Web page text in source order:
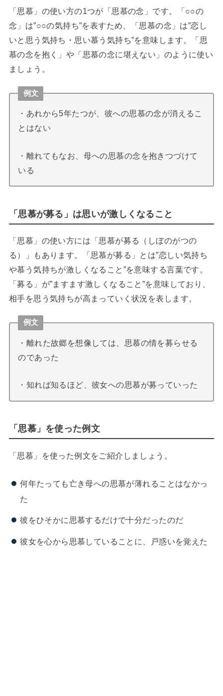
「思慕」の使い方の1つが「思慕の念」です。「○○の
念」は”○○の気持ち”を表すため、「思慕の念」は”恋し
いと思う気持ち・思い慕う気持ち”を意味します。「思
慕の念を抱く」や「思慕の念に堪えない」のように使い
ましょう。
例文
・あれから5年たつが、彼への思慕の念が消えるこ
とはない
・離れてもなお、母への思慕の念を抱きつづけて
いる
「思慕が募る」は思いが激しくなること
「思慕」の使い方には「思慕が募る（しぼのがつの
る）」もあります。「思慕が募る」とは”恋しい気持ち
や慕う気持ちが激しくなること”を意味する言葉です。
「募る」が”ますます激しくなること”を意味しており、
相手を思う気持ちが高まっていく状況を表します。
例文
・離れた故郷を想像しては、思慕の情を募らせる
のであった
・知れば知るほど、彼女への思慕が募っていった
「思慕」を使った例文
「思慕」を使った例文をご紹介しましょう。
何年たっても亡き母への思慕が薄れることはなかっ
た
彼をひそかに思慕するだけで十分だったのだ
彼女を心から思慕していることに、戸惑いを覚えた